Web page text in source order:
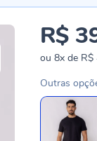
R$
ou 8xde R$
Outras